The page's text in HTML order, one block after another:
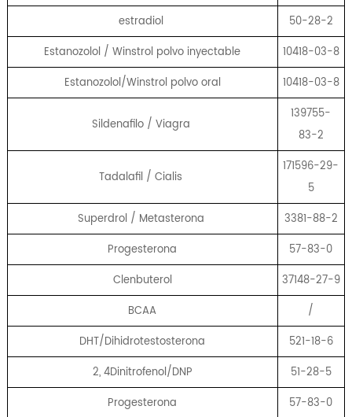
estradiol
50-28-2
Estanozolol / Winstrol polvo inyectable
10418-03-8
Estanozolol/Winstrol polvo oral
10418-03-8
Sildenafilo / Viagra
139755-
83-2
Tadalafil / Cialis
171596-29-
5
Superdrol / Metasterona
3381-88-2
Progesterona
57-83-0
Clenbuterol
37148-27-9
BCAA
/
DHT/Dihidrotestosterona
521-18-6
2, 4Dinitrofenol/DNP
51-28-5
Progesterona
57-83-0